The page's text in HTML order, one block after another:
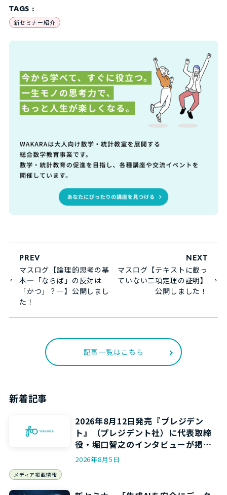
TAGS :
新セミナー紹介
PREV
マスログ【論理的思考の基
本―「ならば」の反対は
「かつ」？―】公開しまし
た！
NEXT
マスログ【テキストに載っ
ていない二項定理の証明】
公開しました！
記事一覧はこちら
新着記事
2026年8月12日発売『プレジデン
ト』（プレジデント社）に代表取締
役・堀口智之のインタビューが掲載
されます
2026年8月5日
メディア掲載情報